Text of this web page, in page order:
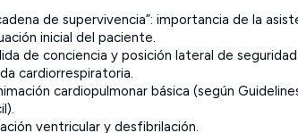
de supervivencia”: importancia de la
inicial del paciente.
de conciencia y posición lateral de seguridad.
cardiorrespiratoria.
cardiopulmonar básica (según
ventricular y desfibrilación.